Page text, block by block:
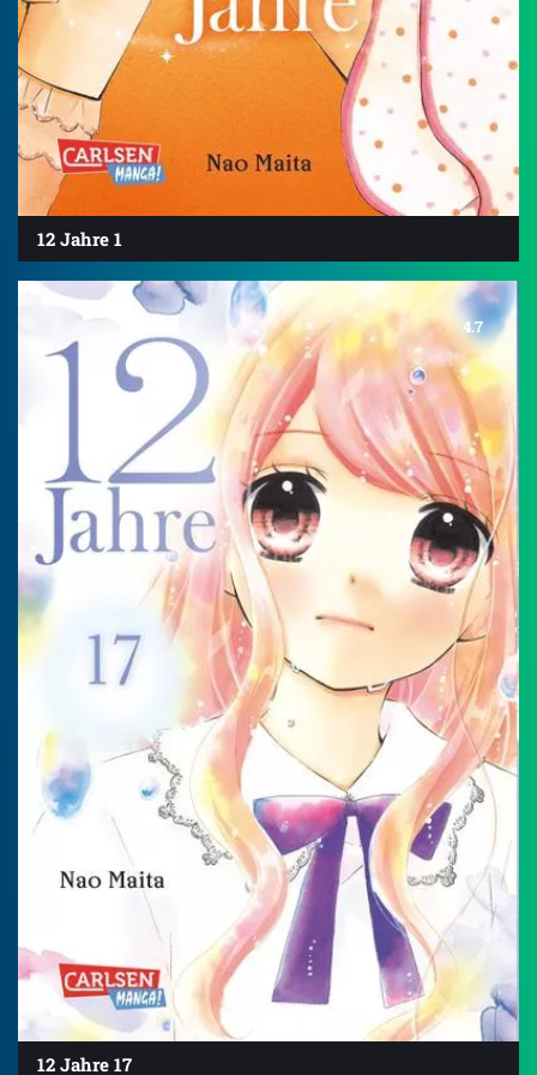
12 Jahre 1
4.7
12 Jahre 17